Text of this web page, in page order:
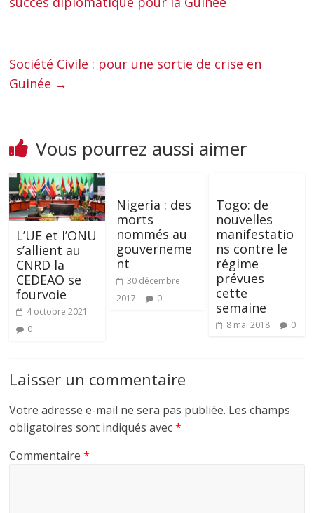
Société Civile : pour une sortie de crise en
Guinée →
Vous pourrez aussi aimer
L’UE et l’ONU
s’allient au
CNRD la
CEDEAO se
fourvoie
4 octobre 2021
0
Nigeria : des
morts
nommés au
gouverneme
nt
30 décembre
2017
0
Togo: de
nouvelles
manifestatio
ns contre le
régime
prévues
cette
semaine
8 mai 2018 0
Laisser un commentaire
Votre adresse e-mail ne sera pas publiée. Les champs
obligatoires sont indiqués avec*
Commentaire*